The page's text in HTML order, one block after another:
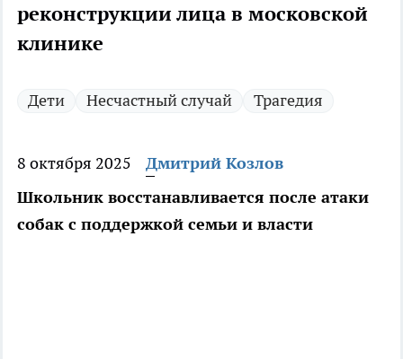
реконструкции лица в московской
клинике
Дети Несчастный случай Трагедия
8 октября 2025
Дмитрий Козлов
Школьник восстанавливается после атаки
собак с поддержкой семьи и власти